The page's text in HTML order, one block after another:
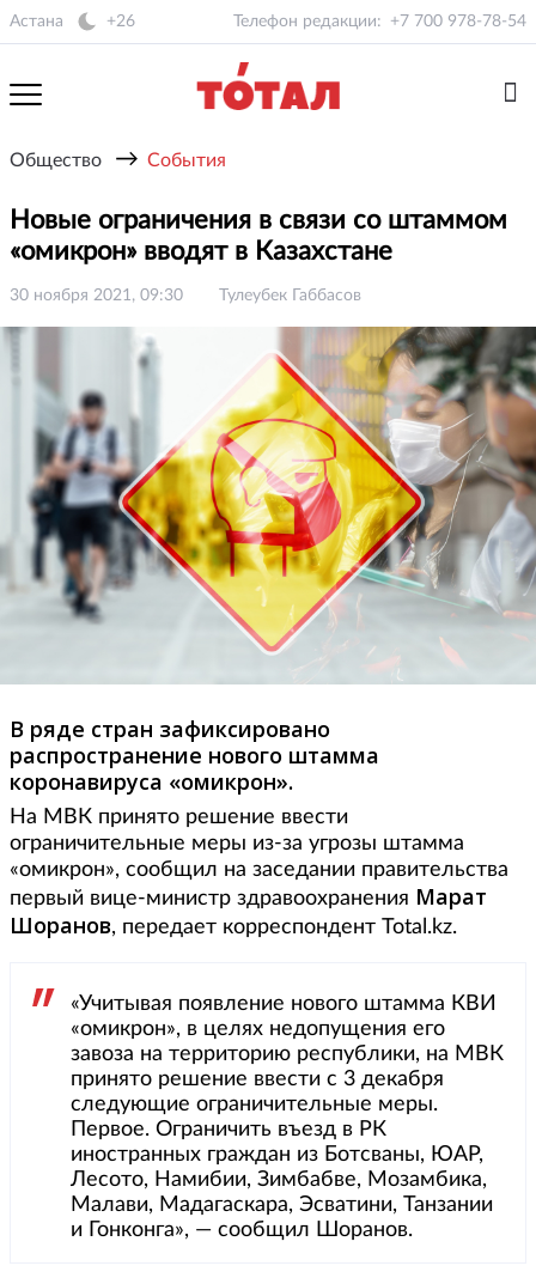
Астана +26 Телефон редакции: +7 700 978-78-54
Общество → События
Новые ограничения в связи со штаммом
«омикрон» вводят в Казахстане
30 ноября 2021, 09:30 Тулеубек Габбасов
В ряде стран зафиксировано
распространение нового штамма
коронавируса «омикрон».
На МВК принято решение ввести
ограничительные меры из-за угрозы штамма
«омикрон», сообщил на заседании правительства
первый вице-министр здравоохранения Марат
Шоранов, передает корреспондент Total.kz.
«Учитывая появление нового штамма КВИ
«омикрон», в целях недопущения его
завоза на территорию республики, на МВК
принято решение ввести с 3 декабря
следующие ограничительные меры.
Первое. Ограничить въезд в РК
иностранных граждан из Ботсваны, ЮАР,
Лесото, Намибии, Зимбабве, Мозамбика,
Малави, Мадагаскара, Эсватини, Танзании
и Гонконга», — сообщил Шоранов.